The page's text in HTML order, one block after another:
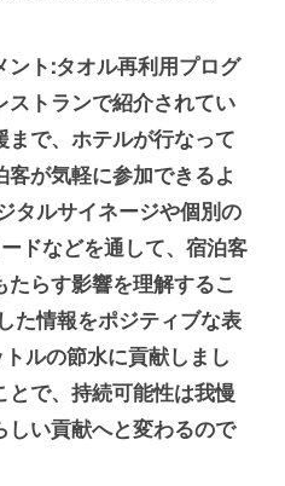
ント:タオル再利用プログ
ストランで紹介されてい
まで、ホテルが行なって
客が気軽に参加できるよ
タルサイネージや個別の
ドなどを通して、宿泊客
らす影響を理解するこ
た情報をポジティブな表
ルの節水に貢献しまし
とで、持続可能性は我慢
しい貢献へと変わるので